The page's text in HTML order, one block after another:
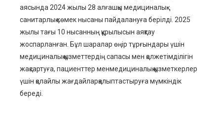
аясында 2024 жылы 28 алғашқы медициналық-
санитарлық көмек нысаны пайдалануға берілді. 2025
жылы тағы 10 нысанның құрылысын аяқтау
жоспарланған. Бұл шаралар өңір тұрғындары үшін
медициналық қызметтердіңсапасы мен қ олжетімділігін
жақсартуға, пациенттер менмедициналық қызметкерлер
үшін қолайлы жағдайларқалыптастыруғамүмкіндік
береді.